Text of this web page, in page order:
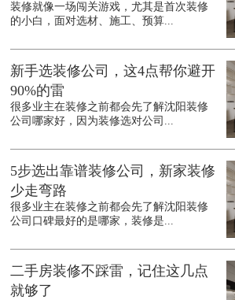
装修就像一场闯关游戏，尤其是首次装修
的小白，面对选材、施工、预算...
新手选装修公司，这4点帮你避开
90%的雷
很多业主在装修之前都会先了解沈阳装修
公司哪家好，因为装修选对公司...
5步选出靠谱装修公司，新家装修
少走弯路
很多业主在装修之前都会先了解沈阳装修
公司口碑最好的是哪家，装修是...
二手房装修不踩雷，记住这几点
就够了